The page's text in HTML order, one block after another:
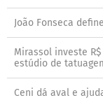
João Fonseca
Mirassol investe
estúdio de
Ceni dá aval e